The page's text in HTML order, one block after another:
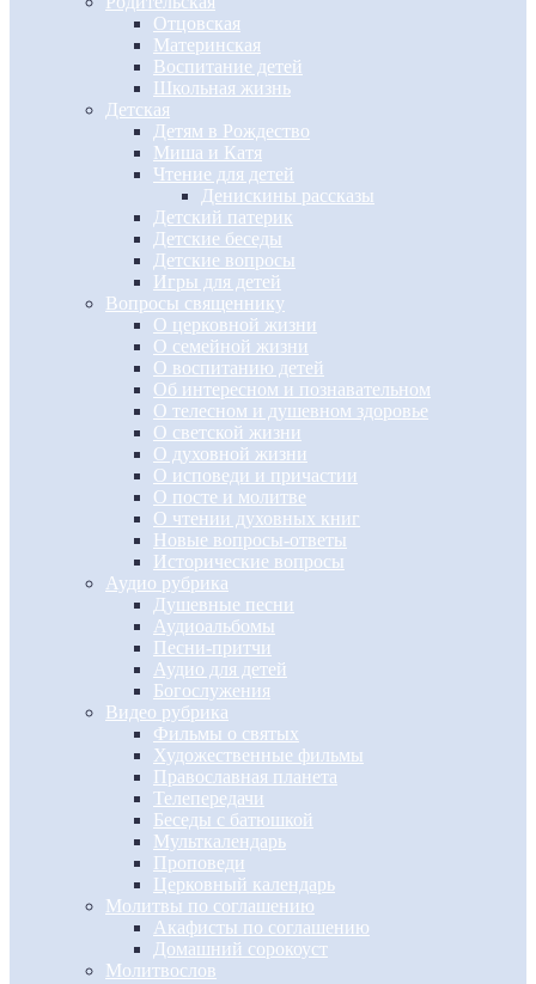
Отцовская
Материнская
Воспитание детей
Школьная жизнь
Детская
Детям в Рождество
Миша и Катя
Чтение для детей
Денискины рассказы
Детский патерик
Детские беседы
Детские вопросы
Игры для детей
Вопросы священнику
О церковной жизни
О семейной жизни
О воспитанию детей
Об интересном и познавательном
О телесном и душевном здоровье
О светской жизни
О духовной жизни
О исповеди и причастии
О посте и молитве
О чтении духовных книг
Новые вопросы-ответы
Исторические вопросы
Аудио рубрика
Душевные песни
Аудиоальбомы
Песни-притчи
Аудио для детей
Богослужения
Видео рубрика
Фильмы о святых
Художественные фильмы
Православная планета
Телепередачи
Беседы с батюшкой
Мульткалендарь
Проповеди
Церковный календарь
Молитвы по соглашению
Акафисты по соглашению
Домашний сорокоуст
Молитвослов